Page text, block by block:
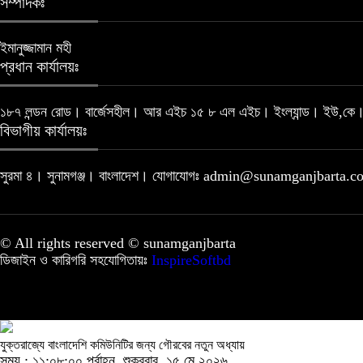
ইমানুজ্জামান মহী
প্রধান কার্যালয়ঃ
১৮৭ লন্ডন রোড। বার্জেসহীল। আর এইচ ১৫ ৮ এল এইচ। ইংল্যান্ড। ইউ,কে।
বিভাগীয় কার্যালয়ঃ
সুরমা ৪। সুনামগঞ্জ। বাংলাদেশ। যোগাযোগঃ
© All rights reserved © sunamganjbarta
ডিজাইন ও কারিগরি সহযোগিতায়ঃ InspireSoftbd
যুক্তরাজ্যে বাংলাদেশি কমিউনিটির জন্য গৌরবের নতুন অধ্যায়